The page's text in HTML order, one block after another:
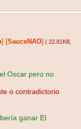
SauceNAO ( 22.81KB
Oscar pero no
o contradictorio
ganar El